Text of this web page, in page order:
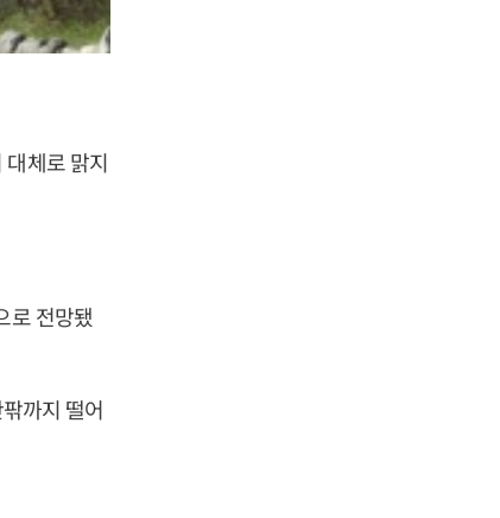
체로 맑지
로 전망됐
까지 떨어